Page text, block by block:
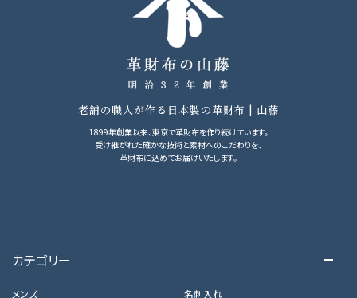
老舗の職人が作る日本製の革財布 | 山藤
1899年創業以来、東京で革財布を作り続けています。
受け継がれた確かな技術と素材へのこだわりを、
革財布に込めてお届けいたします。
カテゴリー
メンズ 名刺入れ